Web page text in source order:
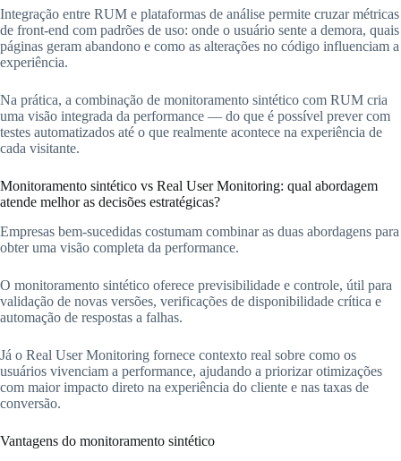
Integração entre RUM e plataformas de análise permite cruzar métricas
de front-end com padrões de uso: onde o usuário sente a demora, quais
páginas geram abandono e como as alterações no código influenciam a
experiência.
Na prática, a combinação de monitoramento sintético com RUM cria
uma visão integrada da performance — do que é possível prever com
testes automatizados até o que realmente acontece na experiência de
cada visitante.
Monitoramento sintético vs Real User Monitoring: qual abordagem
atende melhor as decisões estratégicas?
Empresas bem-sucedidas costumam combinar as duas abordagens para
obter uma visão completa da performance.
O monitoramento sintético oferece previsibilidade e controle, útil para
validação de novas versões, verificações de disponibilidade crítica e
automação de respostas a falhas.
Já o Real User Monitoring fornece contexto real sobre como os
usuários vivenciam a performance, ajudando a priorizar otimizações
com maior impacto direto na experiência do cliente e nas taxas de
conversão.
Vantagens do monitoramento sintético